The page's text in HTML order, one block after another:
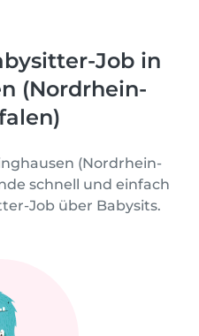
Job in
(Nordrhein-
(Nordrhein-
schnell und einfach
Job über Babysits.